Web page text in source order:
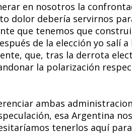
en nosotros la
dolor debería servirnos
que tenemos que
de la elección yo salí
que, tras la derrota
la polarización
ambas
esa Argentina
tenerlos aquí